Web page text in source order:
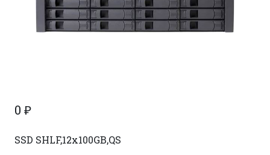
0 ₽
SSD SHLF,12x100GB,QS